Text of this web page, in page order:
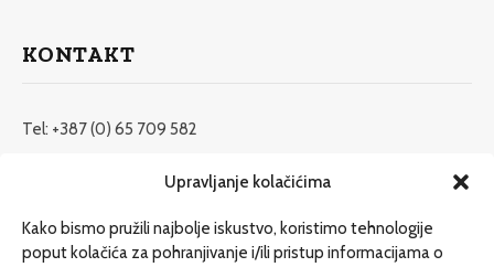
Upravljanje kolačićima
Kako bismo pružili najbolje iskustvo, koristimo tehnologije
poput kolačića za pohranjivanje i/ili pristup informacijama o
KONTAKT
Tel: +387 (0) 65 709 582
redakcija@etrafika.net